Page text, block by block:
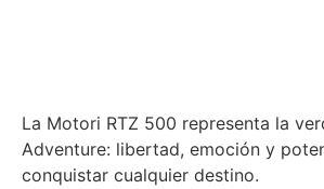
La Motori RTZ 500 representa la
Adventure: libertad, emoción y
conquistar cualquier destino.